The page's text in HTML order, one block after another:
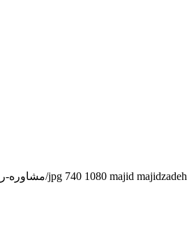
740 1080 majid majidzadeh